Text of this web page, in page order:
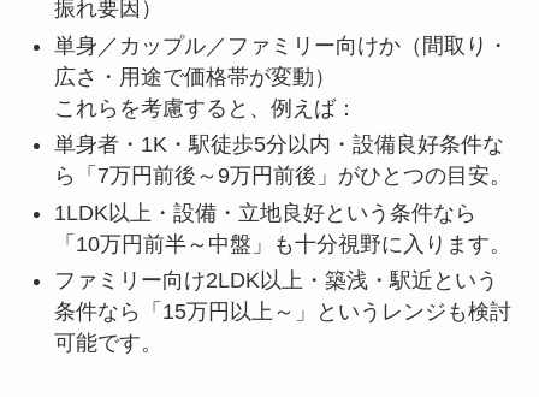
振れ要因）
単身／カップル／ファミリー向けか（間取り・
広さ・用途で価格帯が変動）
これらを考慮すると、例えば：
単身者・1K・駅徒歩5分以内・設備良好条件な
ら「7万円前後～9万円前後」がひとつの目安。
1LDK以上・設備・立地良好という条件なら
「10万円前半～中盤」も十分視野に入ります。
ファミリー向け2LDK以上・築浅・駅近という
条件なら「15万円以上～」というレンジも検討
可能です。